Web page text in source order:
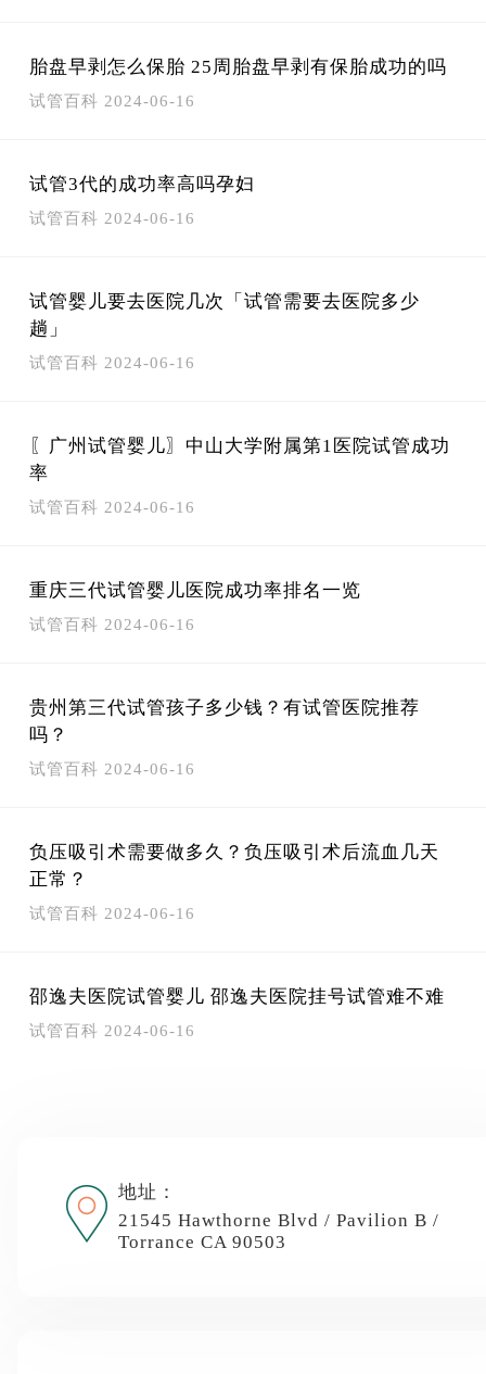
胎盘早剥怎么保胎 25周胎盘早剥有保胎成功的吗
试管百科 2024-06-16
试管3代的成功率高吗孕妇
试管百科 2024-06-16
试管婴儿要去医院几次「试管需要去医院多少
趟」
试管百科 2024-06-16
〖广州试管婴儿〗中山大学附属第1医院试管成功
率
试管百科 2024-06-16
重庆三代试管婴儿医院成功率排名一览
试管百科 2024-06-16
贵州第三代试管孩子多少钱？有试管医院推荐
吗？
试管百科 2024-06-16
负压吸引术需要做多久？负压吸引术后流血几天
正常？
试管百科 2024-06-16
邵逸夫医院试管婴儿 邵逸夫医院挂号试管难不难
试管百科 2024-06-16
地址：
21545 Hawthorne Blvd / Pavilion B /
Torrance CA 90503